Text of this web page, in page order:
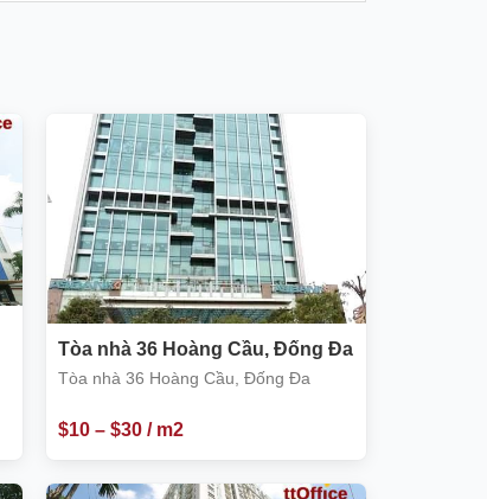
Tòa nhà 36 Hoàng Cầu, Đống Đa
Tòa nhà 36 Hoàng Cầu, Đống Đa
$10– $30/ m2